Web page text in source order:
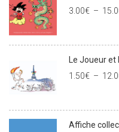
3.00€ –
Le Joueur et
1.50€ –
Affiche